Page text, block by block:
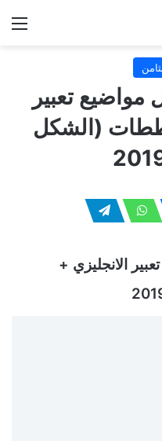
تعبير
(الشكل
الانجليزي +